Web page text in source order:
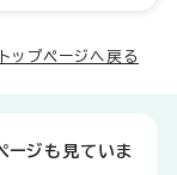
トップページへ戻る
ージも見ていま